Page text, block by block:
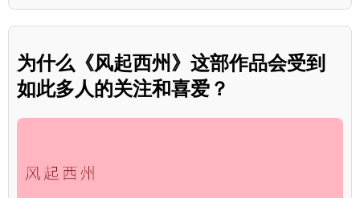
为什么《风起西州》这部作品会受到
如此多人的关注和喜爱？